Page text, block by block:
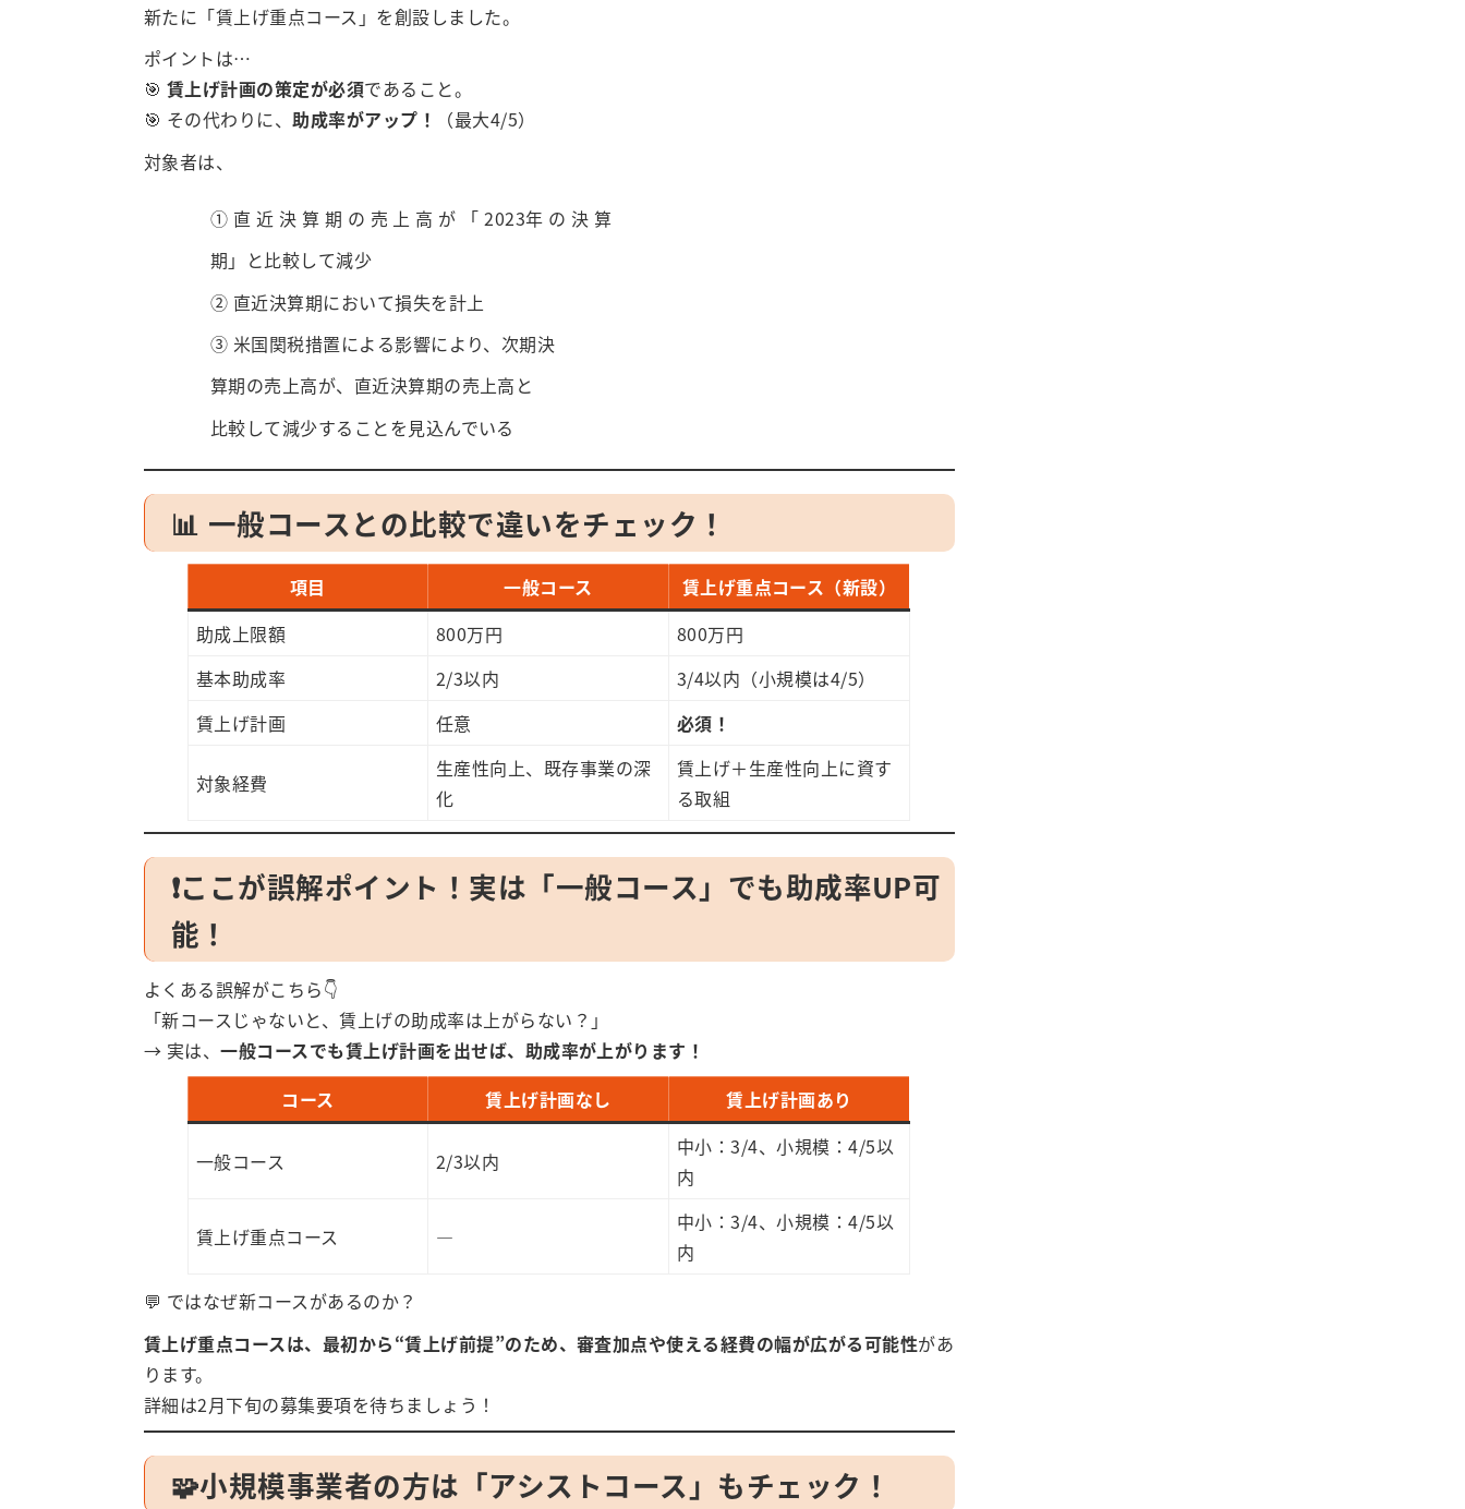
新たに「賃上げ重点コース」を創設しました。
ポイントは…
🎯 賃上げ計画の策定が必須であること。
🎯 その代わりに、助成率がアップ！
（最大4/5）
対象者は、
① 直 近 決 算 期 の 売 上 高 が 「 2023年 の 決 算
期」と比較して減少
② 直近決算期において損失を計上
③ 米国関税措置による影響により、次期決
算期の売上高が、直近決算期の売上高と
比較して減少することを見込んでいる
📊 一般コースとの比較で違いをチェック！
項目 一般コース
賃上げ重点コース（新設）
助成上限額
800万円
800万円
基本助成率
2/3以内
3/4以内（小規模は4/5）
賃上げ計画
任意 必須！
対象経費
生産性向上、既存事業の深
化
賃上げ＋生産性向上に資す
る取組
❗ここが誤解ポイント！実は「一般コース」でも助成率UP可
能！
よくある誤解がこちら👇
「新コースじゃないと、賃上げの助成率は上がらない？」
→ 実は、一般コースでも賃上げ計画を出せば、助成率が上がります！
コース
賃上げ計画なし 賃上げ計画あり
一般コース 2/3以内
中小：3/4、小規模：4/5以
内
賃上げ重点コース ―
中小：3/4、小規模：4/5以
内
💬 ではなぜ新コースがあるのか？
賃上げ重点コースは、最初から“賃上げ前提”のため、審査加点や使える経費の幅が広がる可能性があ
ります。
詳細は2月下旬の募集要項を待ちましょう！
🧩小規模事業者の方は「アシストコース」もチェック！